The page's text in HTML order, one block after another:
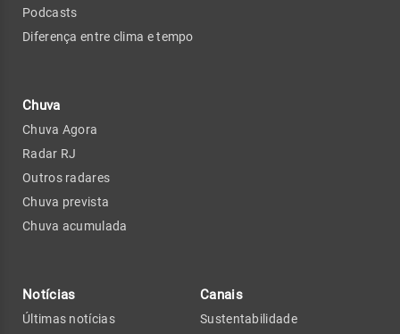
Podcasts
Diferença entre clima e tempo
Chuva
Chuva Agora
Radar RJ
Outros radares
Chuva prevista
Chuva acumulada
Notícias
Últimas notícias
Canais
Sustentabilidade